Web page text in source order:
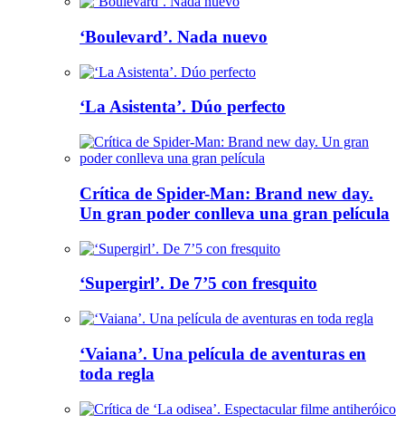
‘Boulevard’. Nada nuevo
‘La Asistenta’. Dúo perfecto
Crítica de Spider-Man: Brand new day.
Un gran poder conlleva una gran película
‘Supergirl’. De 7’5 con fresquito
‘Vaiana’. Una película de aventuras en
toda regla